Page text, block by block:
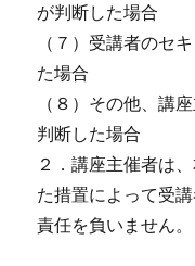
が判断した場合
（７）受講者のセ
た場合
（８）その他、講
判断した場合
２．講座主催者は
た措置によって受
責任を負いません。